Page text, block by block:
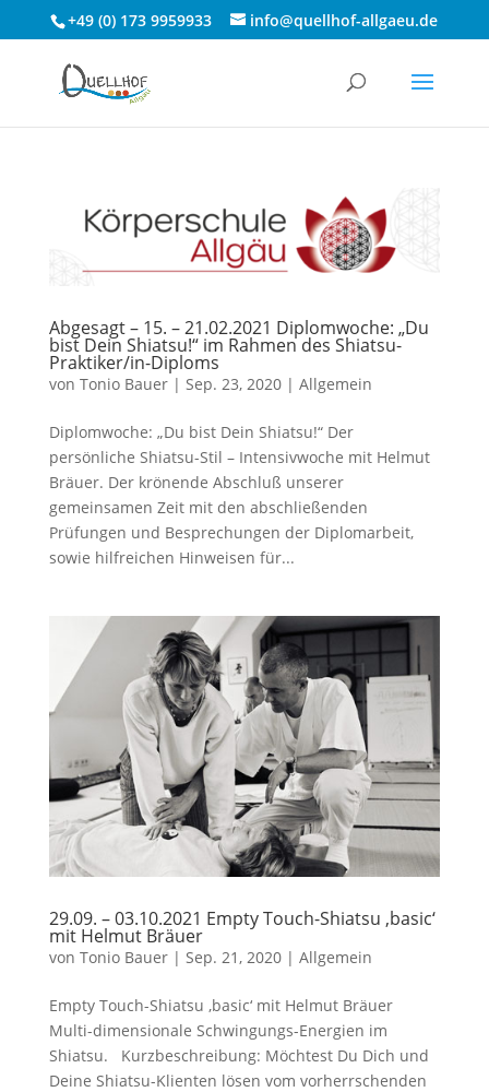
+49 (0) 173 9959933 info@quellhof-allgaeu.de
Abgesagt – 15. – 21.02.2021 Diplomwoche: „Du
bist Dein Shiatsu!“ im Rahmen des Shiatsu-
Praktiker/in-Diploms
von Tonio Bauer| Sep. 23, 2020| Allgemein
Diplomwoche: „Du bist Dein Shiatsu!“ Der
persönliche Shiatsu-Stil – Intensivwoche mit Helmut
Bräuer. Der krönende Abschluß unserer
gemeinsamen Zeit mit den abschließenden
Prüfungen und Besprechungen der Diplomarbeit,
sowie hilfreichen Hinweisen für...
29.09. – 03.10.2021 Empty Touch-Shiatsu ‚basic‘
mit Helmut Bräuer
von Tonio Bauer| Sep. 21, 2020| Allgemein
Empty Touch-Shiatsu ‚basic‘ mit Helmut Bräuer
Multi-dimensionale Schwingungs-Energien im
Shiatsu. Kurzbeschreibung: Möchtest Du Dich und
Deine Shiatsu-Klienten lösen vom vorherrschenden